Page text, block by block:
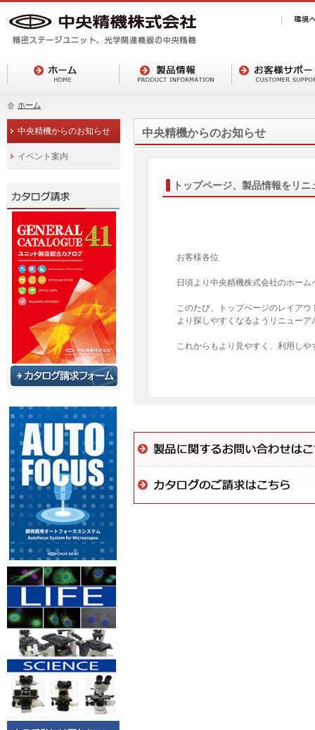
ホーム
中央精機からのお知らせ
トップページ、製品情報をリ
お客様各位
日頃より中央精機株式会社のホー
このたび、トップページのレイア
より探しやすくなるようリニューア
これからもより見やすく、利用し
中央精機からのお知らせ
イベント案内